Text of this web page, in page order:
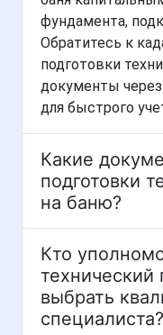
фундамента,
Обратитесь к
подготовки
документы
для быстрого
Какие
подготовки
на баню?
Кто
технический
выбрать
специалиста?